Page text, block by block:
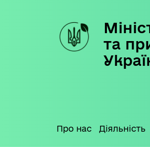
та
Про нас Діяльність